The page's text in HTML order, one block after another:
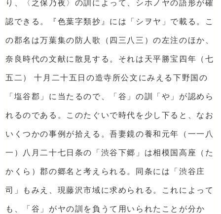
り、〈之保乃夜〉の訓によって、シホノヤの語形が確
認できる。『色葉字類抄』には「シヲヤ」で載る。こ
の郡名は万葉集の防人歌（四三八三）の左注のほか、
奈良時代の文献に散見する。それは天平勝宝四年（七
五二） 十月二十五日の造寺所公文にみえる下野国の
「塩谷郡」に当たるので、「谷」の訓「や」が認めら
れるのである。このたぐいで時代を少し下ると、なお
いくつかの事例が拾える。吾妻鏡の養和元年（一一八
一）八月二十七日条の「渋谷下郷」は相模国高座（た
かくら）郡の郷名と考えられる。同条には「渋谷庄
司」もみえ、現藤沢市域に求められる。これによって
も、「谷」がヤの訓を負うて用いられたことが分か